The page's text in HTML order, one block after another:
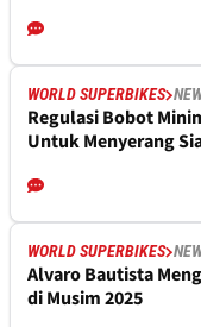
WORLD SUPERBIKES
Regulasi Bobot
Untuk Menyerang
WORLD SUPERBIKES
Alvaro Bautista
di Musim 2025